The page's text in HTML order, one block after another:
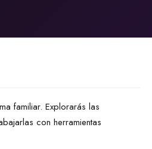
familiar. Explorarás las
con herramientas